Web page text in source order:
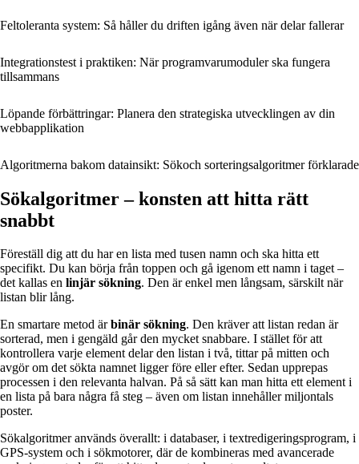
Feltoleranta system: Så håller du driften igång även när delar fallerar
Integrationstest i praktiken: När programvarumoduler ska fungera
tillsammans
Löpande förbättringar: Planera den strategiska utvecklingen av din
webbapplikation
Algoritmerna bakom datainsikt: Sökoch sorteringsalgoritmer förklarade
Sökalgoritmer – konsten att hitta rätt
snabbt
Föreställ dig att du har en lista med tusen namn och ska hitta ett
specifikt. Du kan börja från toppen och gå igenom ett namn i taget –
det kallas en linjär sökning. Den är enkel men långsam, särskilt när
listan blir lång.
En smartare metod ärbinär sökning. Den kräver att listan redan är
sorterad, men i gengäld går den mycket snabbare. I stället för att
kontrollera varje element delar den listan i två, tittar på mitten och
avgör om det sökta namnet ligger före eller efter. Sedan upprepas
processen i den relevanta halvan. På så sätt kan man hitta ett element i
en lista på bara några få steg – även om listan innehåller miljontals
poster.
Sökalgoritmer används överallt: i databaser, i textredigeringsprogram, i
GPS-system och i sökmotorer, där de kombineras med avancerade